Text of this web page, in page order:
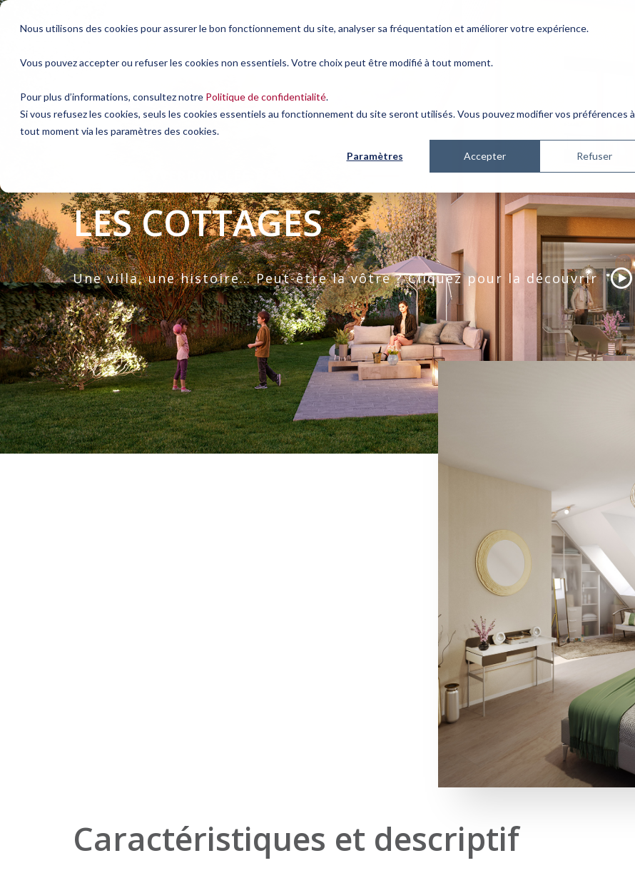
Nous utilisons des cookies pour assurer le bon fonctionnement du site, analyser sa fréquentation et améliorer votre expérience.
Vous pouvez accepter ou refuser les cookies non essentiels. Votre choix peut être modifié à tout moment.
Pour plus d’informations, consultez notre Politique de confidentialité.
Si vous refusez les cookies, seuls les cookies essentiels au fonctionnement du site seront utilisés. Vous pouvez modifier vos préférences à
tout moment via les paramètres des cookies.
Paramètres Accepter Refuser
LES COTTAGES
Une villa, une histoire… Peut-être la vôtre ? Cliquez pour la découvrir
Caractéristiques et descriptif